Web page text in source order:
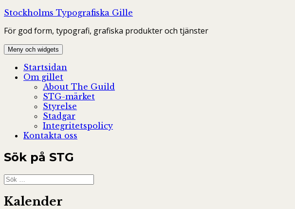
Hoppa
innehåll
Stockholms Typografiska Gille
För god form, typografi, grafiska produkter och tjänster
Meny och widgets
Startsidan
Om gillet
About The Guild
STG-märket
Styrelse
Stadgar
Integritetspolicy
Kontakta oss
Sök på STG
Sök
efter:
Kalender